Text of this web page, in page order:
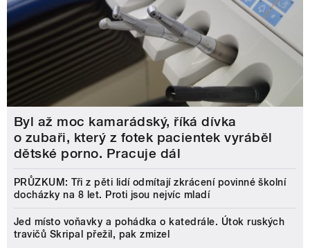
Byl až moc kamarádský, říká dívka
o zubaři, který z fotek pacientek vyráběl
dětské porno. Pracuje dál
PRŮZKUM: Tři z pěti lidí odmítají zkrácení povinné školní
docházky na 8 let. Proti jsou nejvíc mladí
Jed místo voňavky a pohádka o katedrále. Útok ruských
travičů Skripal přežil, pak zmizel